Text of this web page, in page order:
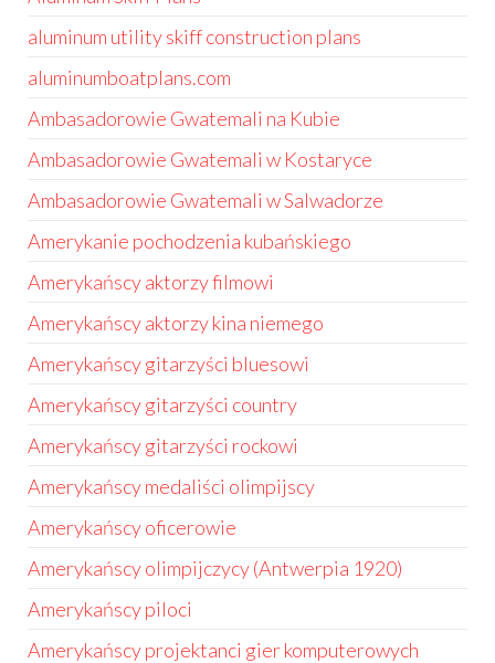
aluminum utility skiff construction plans
aluminumboatplans.com
Ambasadorowie Gwatemali na Kubie
Ambasadorowie Gwatemali w Kostaryce
Ambasadorowie Gwatemali w Salwadorze
Amerykanie pochodzenia kubańskiego
Amerykańscy aktorzy filmowi
Amerykańscy aktorzy kina niemego
Amerykańscy gitarzyści bluesowi
Amerykańscy gitarzyści country
Amerykańscy gitarzyści rockowi
Amerykańscy medaliści olimpijscy
Amerykańscy oficerowie
Amerykańscy olimpijczycy (Antwerpia 1920)
Amerykańscy piloci
Amerykańscy projektanci gier komputerowych